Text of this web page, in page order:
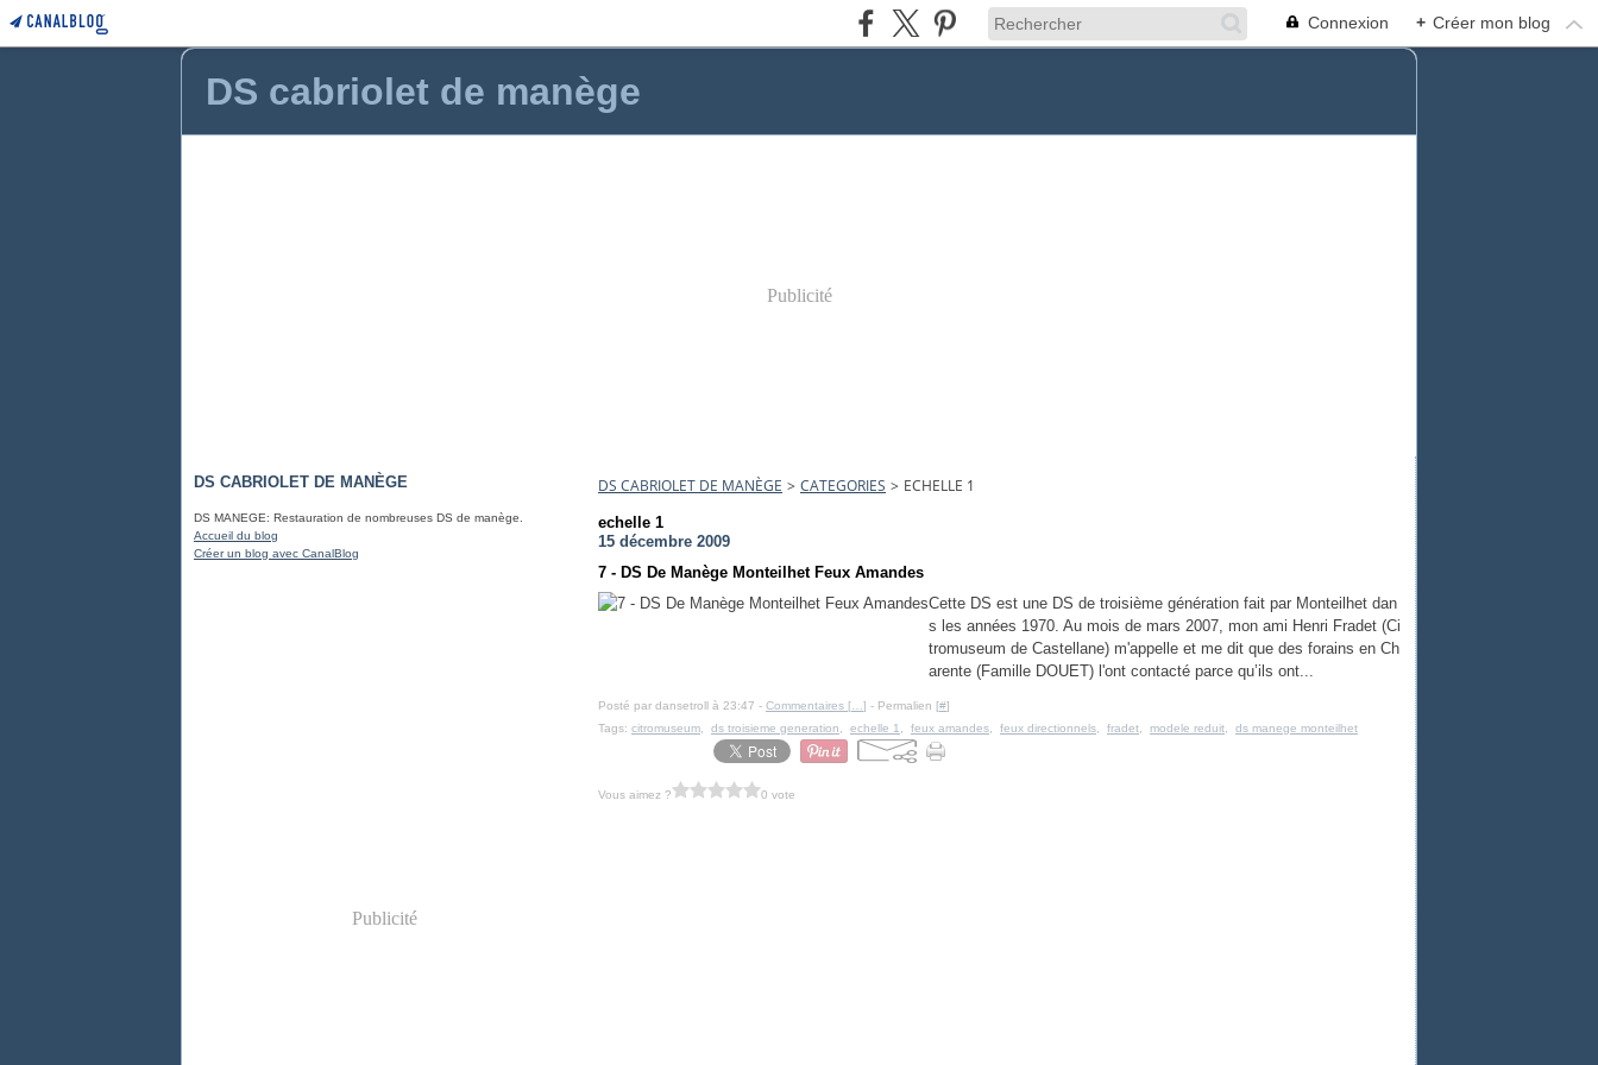
Connexion + Créer mon blog
DS cabriolet de manège
Publicité
DS CABRIOLET DE MANÈGE
DS MANEGE: Restauration de nombreuses DS de manège.
Accueil du blog
Créer un blog avec CanalBlog
Publicité
DS CABRIOLET DE MANÈGE > CATEGORIES > ECHELLE 1
echelle 1
15 décembre 2009
7 - DS De Manège Monteilhet Feux Amandes
Cette DS est une DS de troisième génération fait par Monteilhet dan
s les années 1970. Au mois de mars 2007, mon ami Henri Fradet (Ci
tromuseum de Castellane) m'appelle et me dit que des forains en Ch
arente (Famille DOUET) l'ont contacté parce qu’ils ont...
Posté par dansetroll à 23:47 - Commentaires [ ] - Permalien [#]
Tags: citromuseum ds troisieme generation echelle 1 feux amandes feux directionnels fradet modele reduit ds manege monteilhet
Vous aimez ? 0 vote